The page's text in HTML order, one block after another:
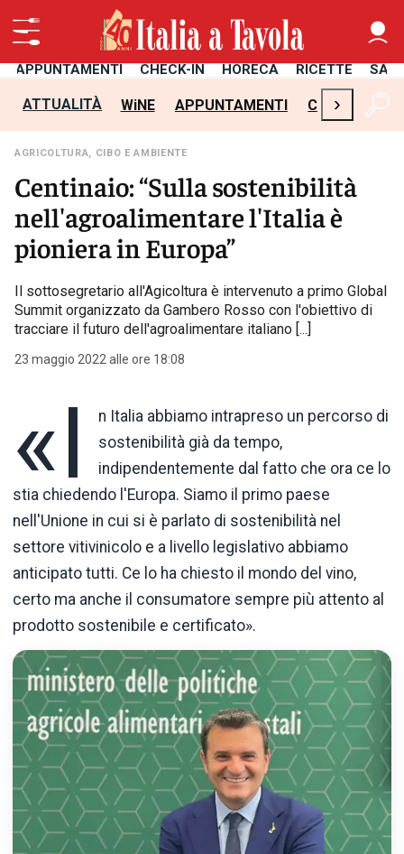
APPUNTAMENTI CHECK-IN HORECA RICETTE
ATTUALITÀ WiNE APPUNTAMENTI CHECK-IN
›
AGRICOLTURA, CIBO E AMBIENTE
Centinaio: “Sulla sostenibilità
nell'agroalimentare l'Italia è
pioniera in Europa”
Il sottosegretario all'Agicoltura è intervenuto a primo Global
Summit organizzato da Gambero Rosso con l'obiettivo di
tracciare il futuro dell'agroalimentare italiano [...]
23 maggio 2022 alle ore 18:08
«I
n Italia abbiamo intrapreso un percorso di
sostenibilità già da tempo,
indipendentemente dal fatto che ora ce lo
stia chiedendo l'Europa. Siamo il primo paese
nell'Unione in cui si è parlato di sostenibilità nel
settore vitivinicolo e a livello legislativo abbiamo
anticipato tutti. Ce lo ha chiesto il mondo del vino,
certo ma anche il consumatore sempre più attento al
prodotto sostenibile e certificato».